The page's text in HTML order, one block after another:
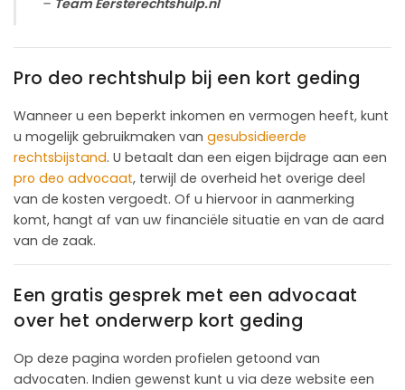
– Team Eersterechtshulp.nl
Pro deo rechtshulp bij een kort geding
Wanneer u een beperkt inkomen en vermogen heeft, kunt
u mogelijk gebruikmaken van gesubsidieerde
rechtsbijstand. U betaalt dan een eigen bijdrage aan een
pro deo advocaat, terwijl de overheid het overige deel
van de kosten vergoedt. Of u hiervoor in aanmerking
komt, hangt af van uw financiële situatie en van de aard
van de zaak.
Een gratis gesprek met een advocaat
over het onderwerp kort geding
Op deze pagina worden profielen getoond van
advocaten. Indien gewenst kunt u via deze website een